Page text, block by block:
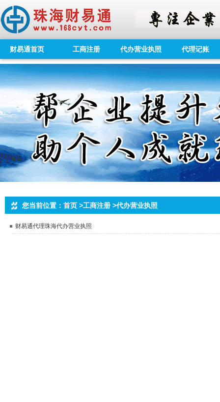
财易通首页 工商注册 代办营业执照 代理记账
您当前位置：首页 >工商注册 >代办营业执照
财易通代理珠海代办营业执照